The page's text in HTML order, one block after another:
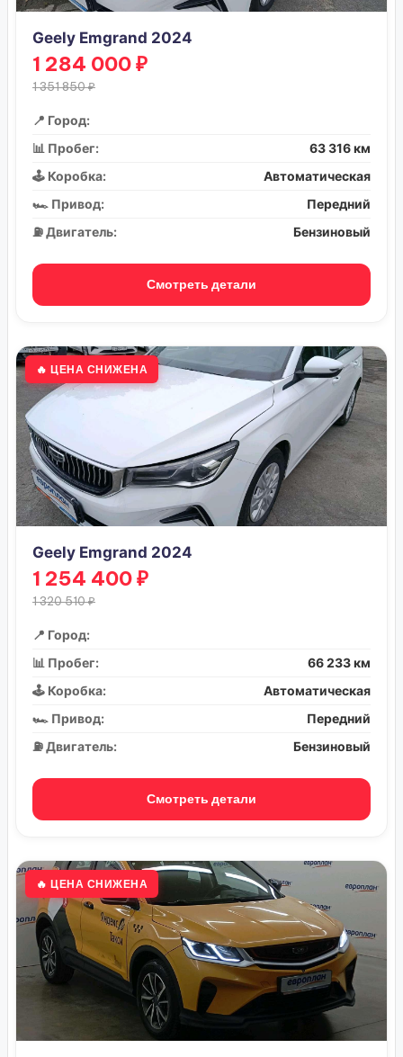
Geely Emgrand 2024
1 284 000 ₽
1 351 850 ₽
📍 Город:
📊 Пробег:
63 316 км
🕹️ Коробка:
Автоматическая
🏎️ Привод:
Передний
⛽ Двигатель:
Бензиновый
Смотреть детали
🔥 ЦЕНА СНИЖЕНА
Geely Emgrand 2024
1 254 400 ₽
1 320 510 ₽
📍 Город:
📊 Пробег:
66 233 км
🕹️ Коробка:
Автоматическая
🏎️ Привод:
Передний
⛽ Двигатель:
Бензиновый
Смотреть детали
🔥 ЦЕНА СНИЖЕНА